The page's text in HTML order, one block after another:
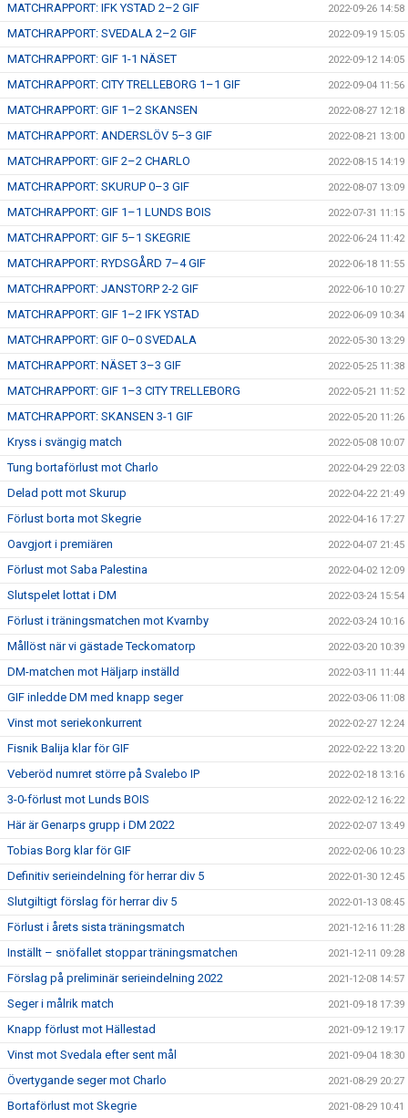
MATCHRAPPORT: IFK YSTAD 2–2 GIF 2022-09-26 14:58
MATCHRAPPORT: SVEDALA 2–2 GIF 2022-09-19 15:05
MATCHRAPPORT: GIF 1-1 NÄSET 2022-09-12 14:05
MATCHRAPPORT: CITY TRELLEBORG 1–1 GIF 2022-09-04 11:56
MATCHRAPPORT: GIF 1–2 SKANSEN 2022-08-27 12:18
MATCHRAPPORT: ANDERSLÖV 5–3 GIF 2022-08-21 13:00
MATCHRAPPORT: GIF 2–2 CHARLO 2022-08-15 14:19
MATCHRAPPORT: SKURUP 0–3 GIF 2022-08-07 13:09
MATCHRAPPORT: GIF 1–1 LUNDS BOIS 2022-07-31 11:15
MATCHRAPPORT: GIF 5–1 SKEGRIE 2022-06-24 11:42
MATCHRAPPORT: RYDSGÅRD 7–4 GIF 2022-06-18 11:55
MATCHRAPPORT: JANSTORP 2-2 GIF 2022-06-10 10:27
MATCHRAPPORT: GIF 1–2 IFK YSTAD 2022-06-09 10:34
MATCHRAPPORT: GIF 0–0 SVEDALA 2022-05-30 13:29
MATCHRAPPORT: NÄSET 3–3 GIF 2022-05-25 11:38
MATCHRAPPORT: GIF 1–3 CITY TRELLEBORG 2022-05-21 11:52
MATCHRAPPORT: SKANSEN 3-1 GIF 2022-05-20 11:26
Kryss i svängig match 2022-05-08 10:07
Tung bortaförlust mot Charlo 2022-04-29 22:03
Delad pott mot Skurup 2022-04-22 21:49
Förlust borta mot Skegrie 2022-04-16 17:27
Oavgjort i premiären 2022-04-07 21:45
Förlust mot Saba Palestina 2022-04-02 12:09
Slutspelet lottat i DM 2022-03-24 15:54
Förlust i träningsmatchen mot Kvarnby 2022-03-24 10:16
Mållöst när vi gästade Teckomatorp 2022-03-20 10:39
DM-matchen mot Häljarp inställd 2022-03-11 11:44
GIF inledde DM med knapp seger 2022-03-06 11:08
Vinst mot seriekonkurrent 2022-02-27 12:24
Fisnik Balija klar för GIF 2022-02-22 13:20
Veberöd numret större på Svalebo IP 2022-02-18 13:16
3-0-förlust mot Lunds BOIS 2022-02-12 16:22
Här är Genarps grupp i DM 2022 2022-02-07 13:49
Tobias Borg klar för GIF 2022-02-06 10:23
Definitiv serieindelning för herrar div 5 2022-01-30 12:45
Slutgiltigt förslag för herrar div 5 2022-01-13 08:45
Förlust i årets sista träningsmatch 2021-12-16 11:28
Inställt – snöfallet stoppar träningsmatchen 2021-12-11 09:28
Förslag på preliminär serieindelning 2022 2021-12-08 14:57
Seger i målrik match 2021-09-18 17:39
Knapp förlust mot Hällestad 2021-09-12 19:17
Vinst mot Svedala efter sent mål 2021-09-04 18:30
Övertygande seger mot Charlo 2021-08-29 20:27
Bortaförlust mot Skegrie 2021-08-29 10:41